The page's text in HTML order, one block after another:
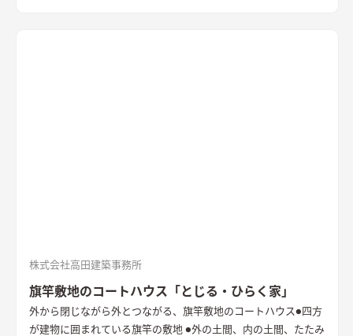
株式会社高田建築事務所
旗竿敷地のコートハウス「とじる・ひらく家」
外から閉じながら外とつながる、旗竿敷地のコートハウス●四方
が建物に囲まれている旗竿の敷地 ●外の土間、内の土間、たたみ